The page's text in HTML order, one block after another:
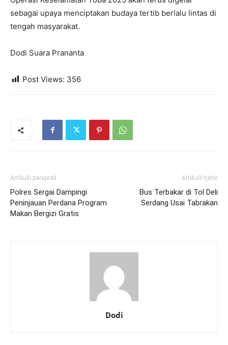
sebagai upaya menciptakan budaya tertib berlalu lintas di
tengah masyarakat.
Dodi Suara Prananta
Post Views: 356
Artikulli paraprak
Polres Sergai Dampingi
Peninjauan Perdana Program
Makan Bergizi Gratis
Artikulli tjetër
Bus Terbakar di Tol Deli
Serdang Usai Tabrakan
Dodi